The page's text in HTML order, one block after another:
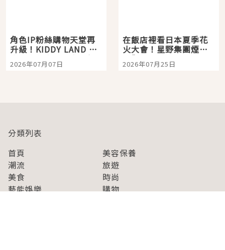
角色IP粉絲購物天堂再
升級！KIDDY LAND 原
宿店吉伊卡哇迎客，新
開幕 OMOKADO 店3分
2026年07月07日
在飯店裡看日本夏季花
火大會！星野集團煙火
景觀飯店6選，讓你不用
人擠人悠閒欣賞
2026年07月25日
分類列表
首頁
美容保養
潮流
旅遊
美食
時尚
藝能娛樂
購物